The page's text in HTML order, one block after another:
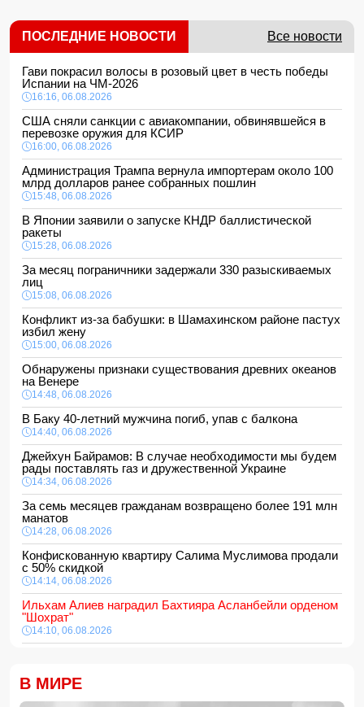
ПОСЛЕДНИЕ НОВОСТИ Все новости
Гави покрасил волосы в розовый цвет в честь победы
Испании на ЧМ-2026
16:16, 06.08.2026
США сняли санкции с авиакомпании, обвинявшейся в
перевозке оружия для КСИР
16:00, 06.08.2026
Администрация Трампа вернула импортерам около 100
млрд долларов ранее собранных пошлин
15:48, 06.08.2026
В Японии заявили о запуске КНДР баллистической
ракеты
15:28, 06.08.2026
За месяц пограничники задержали 330 разыскиваемых
лиц
15:08, 06.08.2026
Конфликт из-за бабушки: в Шамахинском районе пастух
избил жену
15:00, 06.08.2026
Обнаружены признаки существования древних океанов
на Венере
14:48, 06.08.2026
В Баку 40-летний мужчина погиб, упав с балкона
14:40, 06.08.2026
Джейхун Байрамов: В случае необходимости мы будем
рады поставлять газ и дружественной Украине
14:34, 06.08.2026
За семь месяцев гражданам возвращено более 191 млн
манатов
14:28, 06.08.2026
Конфискованную квартиру Салима Муслимова продали
с 50% скидкой
14:14, 06.08.2026
Ильхам Алиев наградил Бахтияра Асланбейли орденом
"Шохрат"
14:10, 06.08.2026
14:04, 06.08.2026
Ильхам Алиев отозвал двух постоянных
В МИРЕ